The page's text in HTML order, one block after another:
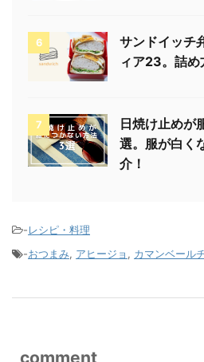
6
サンドイッチ
ィア23。詰め
7
日焼け止めが
選。服が白く
介！
-レシピ・料理
-おつまみ, アヒージョ , カマンベール
comment